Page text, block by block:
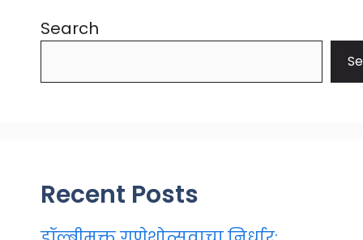
Search
Recent Posts